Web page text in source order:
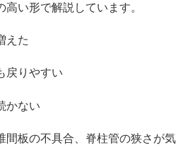
い形で解説しています。
えた
戻りやすい
かない
間板の不具合、脊柱管の狭さが気